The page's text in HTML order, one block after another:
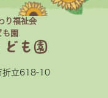
り福祉会
も園
ども園
立618-10